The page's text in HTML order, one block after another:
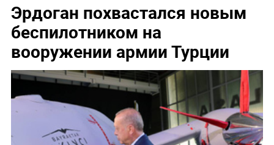
Эрдоган похвастался новым
беспилотником на
вооружении армии Турции